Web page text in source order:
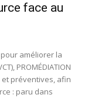
face au
améliorer la
PROMÉDIATION
préventives, afin
: paru dans